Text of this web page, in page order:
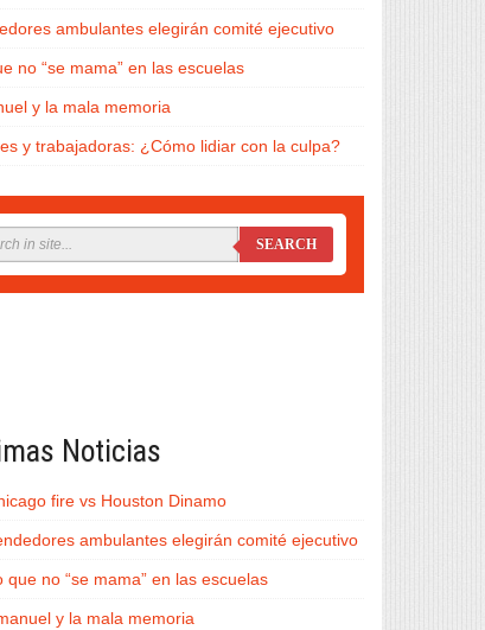
ambulantes elegirán comité ejecutivo
no “se mama” en las escuelas
y la mala memoria
y trabajadoras: ¿Cómo lidiar con la culpa?
SEARCH
Noticias
fire vs Houston Dinamo
ambulantes elegirán comité ejecutivo
que no “se mama” en las escuelas
y la mala memoria